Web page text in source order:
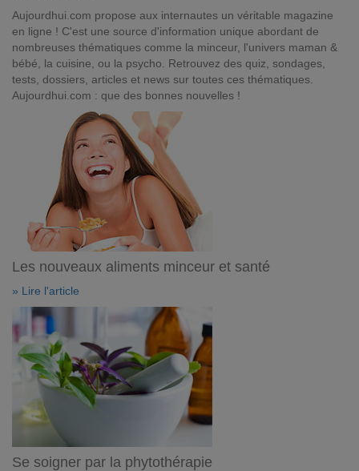
Aujourdhui.com propose aux internautes un véritable magazine
en ligne ! C'est une source d'information unique abordant de
nombreuses thématiques comme la minceur, l'univers maman &
bébé, la cuisine, ou la psycho. Retrouvez des quiz, sondages,
tests, dossiers, articles et news sur toutes ces thématiques.
Aujourdhui.com : que des bonnes nouvelles !
Les nouveaux aliments minceur et santé
» Lire l'article
Se soigner par la phytothérapie